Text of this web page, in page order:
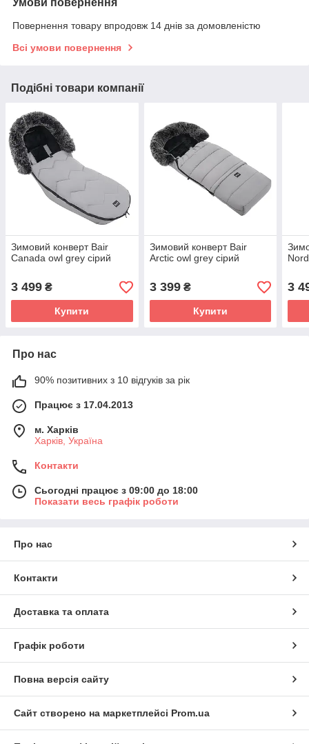
Повернення товару впродовж 14 днів за домовленістю
Всі умови повернення
Подібні товари компанії
Зимовий конверт Bair
Canada owl grey сірий
3 499 ₴
Купити
Зимовий конверт Bair
Arctic owl grey сірий
3 399₴
Купити
3
Про нас
90% позитивних з 10 відгуків за рік
Працює з 17.04.2013
м. Харків
Харків, Україна
Контакти
Сьогодні працює з 09:00 до 18:00
Показати весь графік роботи
Про нас
Контакти
Доставка та оплата
Графік роботи
Повна версія сайту
Сайт створено на маркетплейсі Prom.ua